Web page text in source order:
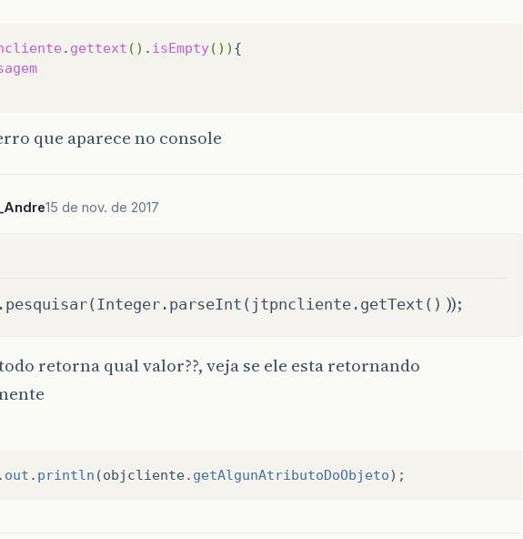
. gettext () . isEmpty())
que aparece no console
15 de nov. de 2017
));
retorna qual valor??, veja se ele esta retornando
. out . println (objcliente. getAlgunAtributoDoObjeto);